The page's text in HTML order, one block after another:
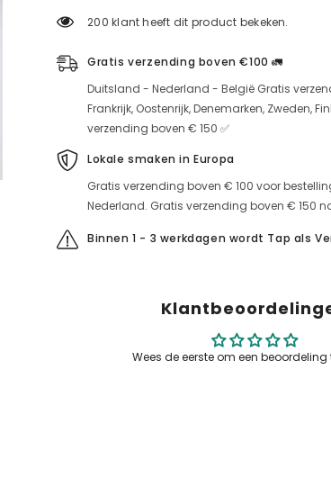
Baharatlı
Tuz
90g
miktarı
azaltın
Baharatlı
90g
miktarı
artırın
200 klant heeft dit product bekeken.
Gratis verzending boven €100 🚛
Duitsland - Nederland - België Gratis
Frankrijk, Oostenrijk, Denemarken, Zweden,
verzending boven € 150 ✅
Lokale smaken in Europa
Gratis verzending boven € 100 voor
Nederland. Gratis verzending boven € 150
Binnen 1 - 3 werkdagen wordt Tap als
Wees de eerste om een beoordeling